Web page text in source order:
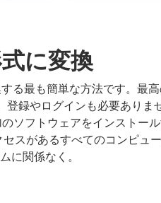
に変換
る最も簡単な方法です。最
録やログインも必要ありま
ソフトウェアをインストー
スがあるすべてのコンピュ
に関係なく。